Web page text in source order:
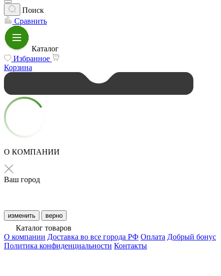
Поиск
Сравнить
Каталог
Избранное
Корзина
О КОМПАНИИ
Ваш город
изменить верно
Каталог товаров
О компании Доставка во все города РФ Оплата Добрый бонус
Политика конфиденциальности Контакты